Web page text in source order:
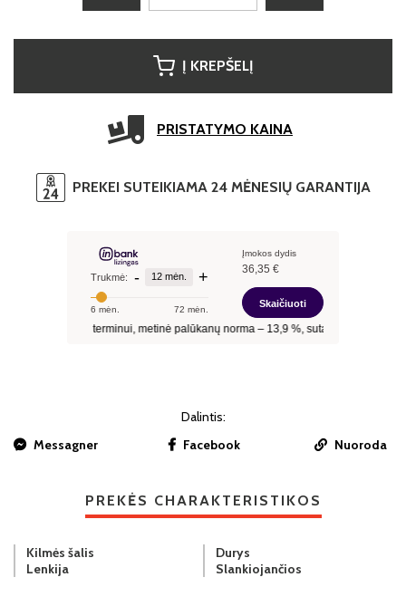
Į KREPŠELĮ
PRISTATYMO KAINA
PREKEI SUTEIKIAMA 24 MĖNESIŲ GARANTIJA
Dalintis:
Messagner
Facebook Nuoroda
PREKĖS CHARAKTERISTIKOS
Kilmės šalis
Lenkija
Durys
Slankiojančios